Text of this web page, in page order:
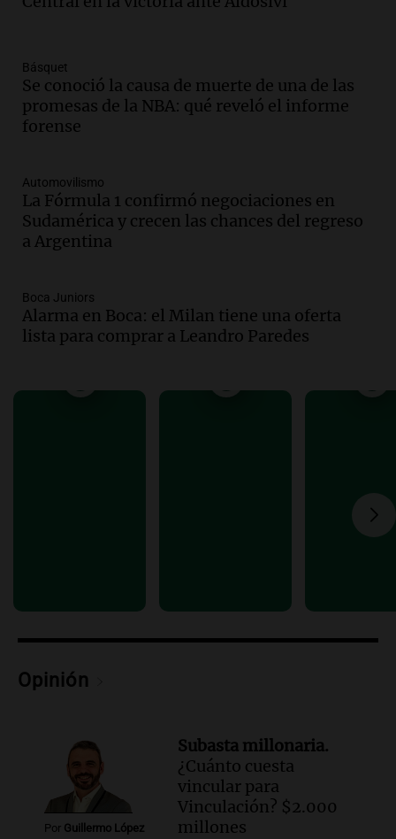
sobre Candela Arizaga
Panorama Federal
Episodios
Audio.
Buen día, Argentina
Episodios
Audio.Jugueterías en transformación:
crece la venta online y cae el
Buen día, Argentina
Episodios
Audio.
Por qué nos cuesta decir que no y
Buen día, Argentina
Básquet
Se conoció la causa de muerte de una de las
promesas de la NBA: qué reveló el informe
forense
Automovilismo
La Fórmula 1 confirmó negociaciones en
Sudamérica y crecen las chances del regreso
a Argentina
Boca Juniors
Alarma en Boca: el Milan tiene una oferta
lista para comprar a Leandro Paredes
Opinión
Por Guillermo López
Subasta millonaria.
¿Cuánto cuesta
vincular para
Vinculación? $2.000
millones